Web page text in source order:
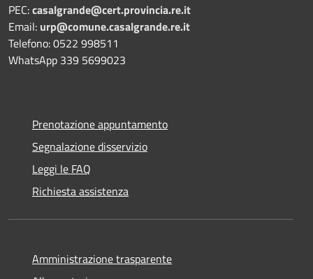
PEC:casalgrande@cert.provincia.re.it
Email: urp@comune.casalgrande.re.it
Telefono: 0522 998511
WhatsApp 339 5699023
Prenotazione appuntamento
Segnalazione disservizio
Leggi le FAQ
Richiesta assistenza
Amministrazione trasparente